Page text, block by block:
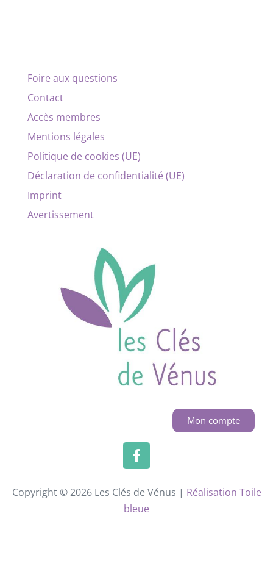
Foire aux questions
Contact
Accès membres
Mentions légales
Politique de cookies (UE)
Déclaration de confidentialité (UE)
Imprint
Avertissement
Mon compte
Copyright © 2026 Les Clés de Vénus | Réalisation Toile
bleue